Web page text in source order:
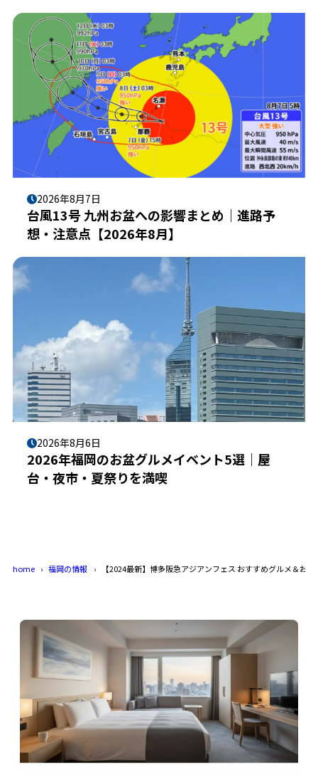
2026年8月7日
台風13号 九州お盆への影響まとめ｜進路予
想・注意点【2026年8月】
2026年8月6日
2026年福岡のお盆グルメイベント5選｜屋
台・夜市・夏祭りを満喫
home 福岡の情報 【2024最新】博多阪急アジアンフェス おすすめグルメ＆お